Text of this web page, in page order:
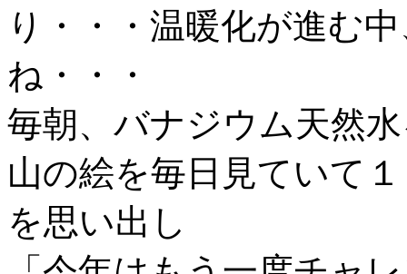
り・・・温暖化が進む
ね・・・
毎朝、バナジウム天然
山の絵を毎日見ていて
を思い出し